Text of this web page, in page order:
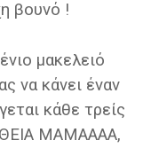
βουνό !
μακελειό
να κάνει έναν
κάθε τρείς
ΜΑΜΑΑΑΑ,